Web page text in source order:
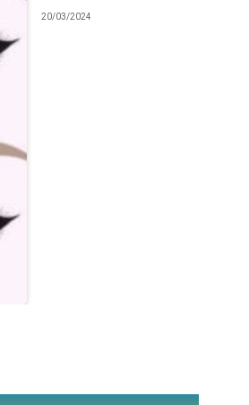
20/03/2024